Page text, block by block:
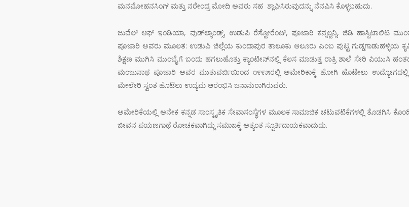
ಮನಮೋಹನಸಿಂಗ್ ಮತ್ತು ನರೇಂದ್ರ ಮೋದಿ ಅವರು ಸಹ ಶ್ಲಾಘಿಸಿರುವುದನ್ನು ನೆನಪಿಸಿ ಕೊಳ್ಳಬಹುದು.
ಜುವೆಲ್ ಆಫ್ ಇಂಡಿಯಾ, ವುಡ್‌ಲ್ಯಾಂಡ್ಸ್, ಉಡುಪಿ ರೆಸ್ಟೋರೆಂಟ್, ಪೂಜಾರಿ ಕನ್ಸಲ್ಟನ್ಸಿ, ಜಿಡಿ ಹಾಸ್ಪಿಟಾಲಿಟಿ
ಪೂಜಾರಿ ಅವರು ಮೂಲತ: ಉಡುಪಿ ಜಿಲ್ಲೆಯ ಕುಂದಾಪುರ ತಾಲೂಕು ಆಲೂರು ಎಂಬ ಪುಟ್ಟ ಗುಡ್ಡಗಾಡುಹಳ್ಳಿಯ
ಶಿಕ್ಷಣ ಮುಗಿಸಿ ಮುಂಬೈಗೆ ಬಂದು ಹಗಲುಹೊತ್ತು ಕ್ಯಾಂಟೀನ್‌ನಲ್ಲಿ ಕೆಲಸ ಮಾಡುತ್ತ ರಾತ್ರಿ ಶಾಲೆ ಸೇರಿ ಪಿಯುಸಿ
ಮಂಜುನಾಥ ಪೂಜಾರಿ ಅವರ ಮುತುವರ್ಜಿಯಿಂದ ೧೯೯೫ರಲ್ಲಿ ಅಮೇರಿಕಾಕ್ಕೆ ಹೋಗಿ ಹೊಟೇಲು
ಮೇಲೇರಿ ಸ್ವಂತ ಹೊಟೆಲು ಉದ್ಯಮ ಆರಂಭಿಸಿ ಜನಾನುರಾಗಿರುವರು.
ಅಮೇರಿಕೆಯಲ್ಲಿ ಅನೇಕ ಕನ್ನಡ ಸಾಂಸ್ಕೃತಿಕ ಸೇವಾಸಂಸ್ಥೆಗಳ ಮೂಲಕ ಸಾಮಾಜಿಕ ಚಟುವಟಿಕೆಗಳಲ್ಲಿ ತೊಡಗಿಸಿ
ಜೀವನ ಪಯಣಗಾಥೆ ರೋಚಕವಾಗಿದ್ದು ಸಮಾಜಕ್ಕೆ ಅತ್ಯಂತ ಸ್ಪೂರ್ತಿದಾಯಕವಾದುದು.